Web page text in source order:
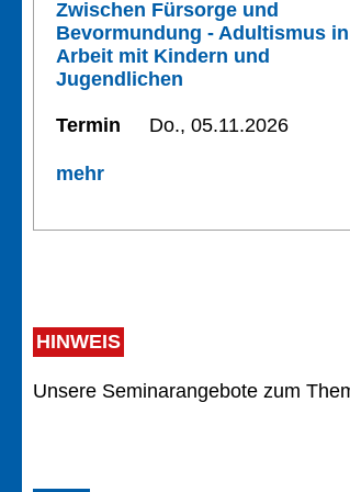
Zwischen Fürsorge und
Bevormundung - Adultismus
Arbeit mit Kindern und
Jugendlichen
Termin Do., 05.11.2026
mehr
HINWEIS
Unsere Seminarangebote zum